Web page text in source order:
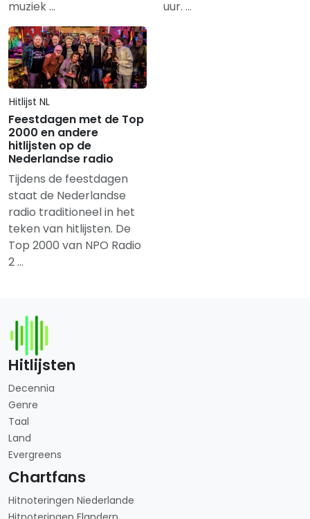
muziek …
uur. …
Hitlijst NL
Feestdagen met de Top
2000 en andere
hitlijsten op de
Nederlandse radio
Tijdens de feestdagen
staat de Nederlandse
radio traditioneel in het
teken van hitlijsten. De
Top 2000 van NPO Radio
2 …
Hitlijsten
Decennia
Genre
Taal
Land
Evergreens
Chartfans
Hitnoteringen Niederlande